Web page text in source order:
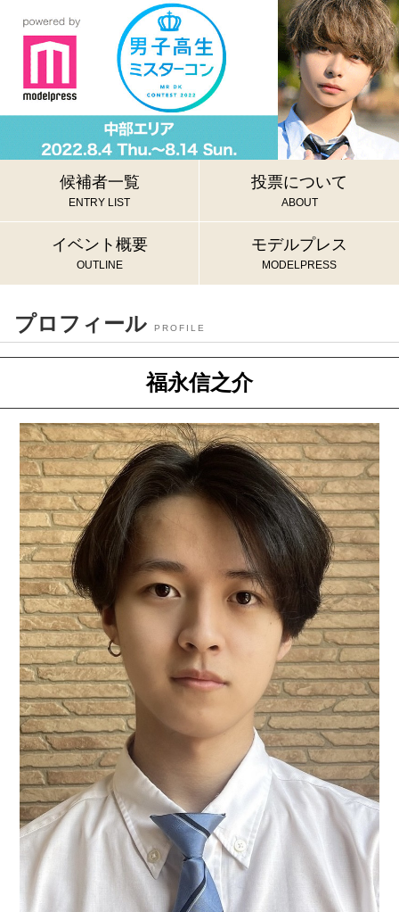
候補者一覧
ENTRY LIST
投票について
ABOUT
イベント概要
OUTLINE
モデルプレス
MODELPRESS
プロフィール PROFILE
福永信之介